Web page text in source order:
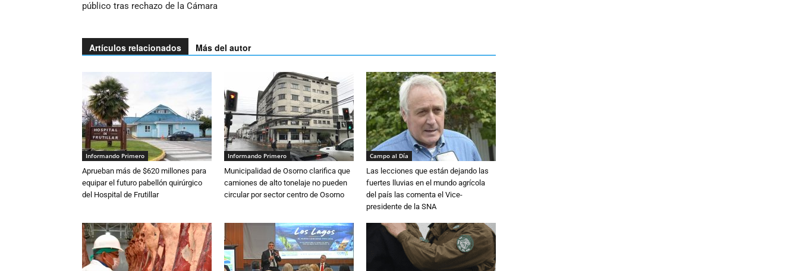
público tras rechazo de la Cámara
Artículos relacionados Más del autor
Informando Primero
Aprueban más de $620 millones para
equipar el futuro pabellón quirúrgico
del Hospital de Frutillar
Informando Primero
Municipalidad de Osorno clarifica que
camiones de alto tonelaje no pueden
circular por sector centro de Osorno
Campo al Día
Las lecciones que están dejando las
fuertes lluvias en el mundo agrícola
del país las comenta el Vice-
presidente de la SNA